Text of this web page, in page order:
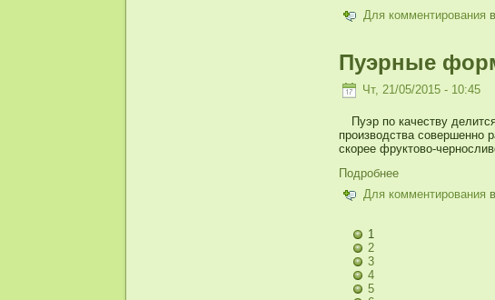
Для комментирования
Пуэрные
Чт, 21/05/2015 - 10:45
Пуэр по качеству
производства совершенно
скорее фруктово-
Подробнее
Для комментирования
1
2
3
4
5